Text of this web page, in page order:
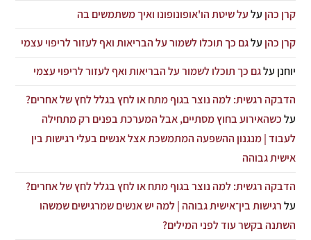
קרן כהן עלעל שיטת הו'אופונופונו ואיך משתמשים בה
קרן כהן עלגם כך תוכלו לשמור על הבריאות ואף לעזור לריפוי עצמי
יוחנן עלגם כך תוכלו לשמור על הבריאות ואף לעזור לריפוי עצמי
הדבקה רגשית: למה נוצר בגוף מתח או לחץ בגלל לחץ של אחרים?
עלכשהאירוע בחוץ מסתיים, אבל המערכת בפנים רק מתחילה
לעבוד | מנגנון ההשפעה המתמשכת אצל אנשים בעלי רגישות בין
אישית גבוהה
הדבקה רגשית: למה נוצר בגוף מתח או לחץ בגלל לחץ של אחרים?
עלרגישות בין־אישית גבוהה | למה יש אנשים שמרגישים שמשהו
השתנה בקשר עוד לפני המילים?